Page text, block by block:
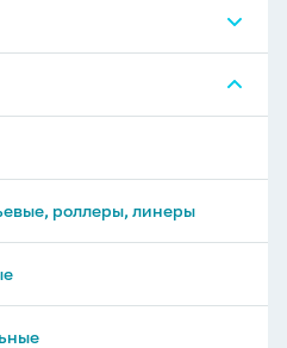
роллеры, линеры